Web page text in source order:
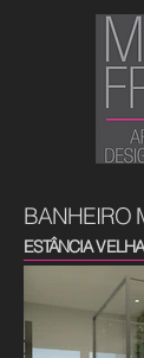
BANHEIRO
ESTÂNCIA